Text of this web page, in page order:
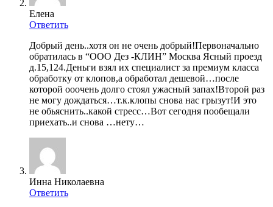
Елена
Ответить
Добрый день..хотя он не очень добрый!Первоначально
обратилась в “ООО Дез -КЛИН” Москва Ясный проезд
д.15,124.Деньги взял их специалист за премиум класса
обработку от клопов,а обработал дешевой…после
которой ооочень долго стоял ужасный запах!Второй раз
не могу дождаться…т.к.клопы снова нас грызут!И это
не обьяснить..какой стресс…Вот сегодня пообещали
приехать..и снова …нету…
Инна Николаевна
Ответить